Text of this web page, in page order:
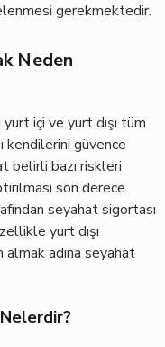
gerekmektedir.
Neden
içi ve yurt dışı tüm
kendilerini güvence
belirli bazı riskleri
son derece
seyahat sigortası
yurt dışı
adına seyahat